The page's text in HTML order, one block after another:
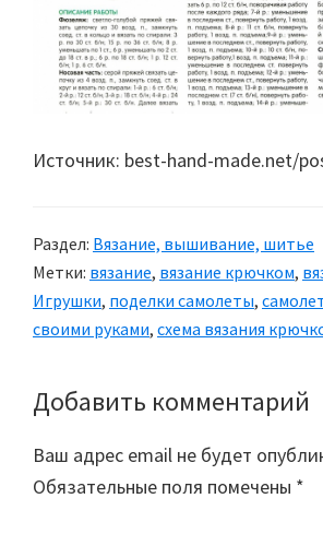
Источник: best-hand-made.net/
Раздел: Вязание, вышивание, шитье
Метки: вязание, вязание крючком,
Игрушки, поделки самолеты,
своими руками, схема вязания
Reader
Interactions
Добавить комментарий
Ваш адрес email не будет
Обязательные поля помечены *